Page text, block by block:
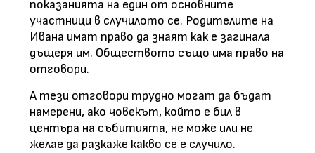
показанията на един от основните
участници в случилото се. Родителите на
Ивана имат право да знаят как е загинала
дъщеря им. Обществото също има право на
отговори.
А тези отговори трудно могат да бъдат
намерени, ако човекът, който е бил в
центъра на събитията, не може или не
желае да разкаже какво се е случило.